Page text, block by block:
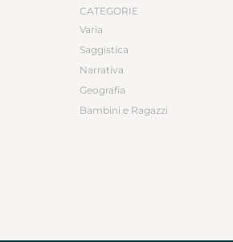
CATEGORIE
Varia
Saggistica
Narrativa
Geografia
Bambini e Ragazzi